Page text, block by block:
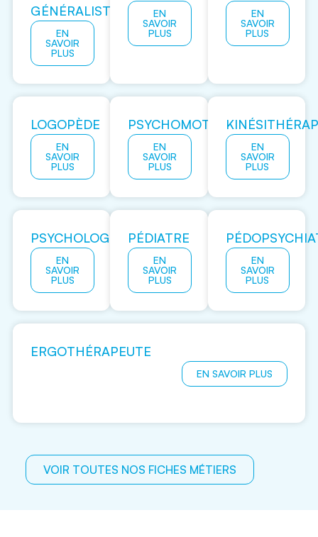
GÉNÉRALISTE
EN
SAVOIR
PLUS
EN
SAVOIR
PLUS
EN
SAVOIR
PLUS
LOGOPÈDE
EN
SAVOIR
PLUS
PSYCHOMOTRICIEN
EN
SAVOIR
PLUS
EN
SAVOIR
PLUS
PSYCHOLOGUE
EN
SAVOIR
PLUS
PÉDIATRE
EN
SAVOIR
PLUS
EN
SAVOIR
PLUS
ERGOTHÉRAPEUTE
EN SAVOIR PLUS
VOIR TOUTES NOS FICHES MÉTIERS